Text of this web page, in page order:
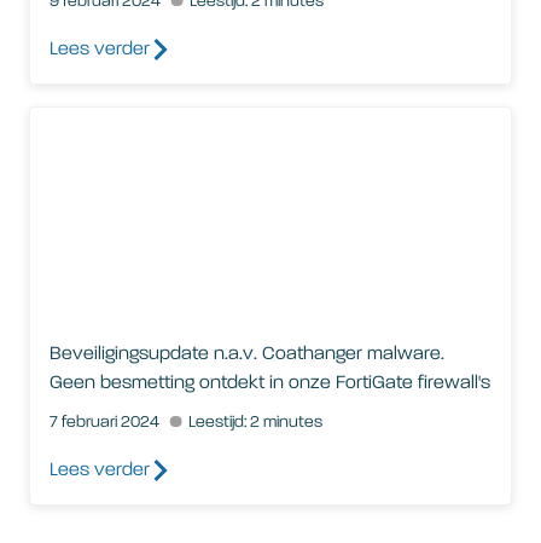
Lees verder
Beveiligingsupdate n.a.v. Coathanger malware.
Geen besmetting ontdekt in onze FortiGate firewall's
7 februari 2024 Leestijd: 2 minutes
Lees verder